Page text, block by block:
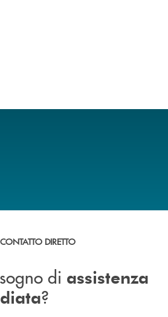
di assistenza immediata ?
CONTATTO DIRETTO
di assistenza
?